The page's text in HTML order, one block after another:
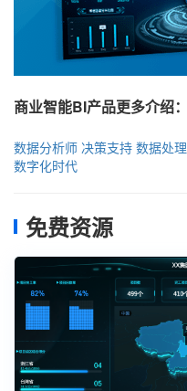
商业智能BI产品更多介绍：
数据分析师 决策支持 数据处理
数字化时代
免费资源